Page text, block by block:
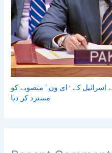
اسرائیل کے ’ ای ون ‘ منصوبے کو
مسترد کر دیا